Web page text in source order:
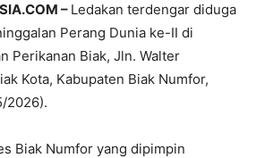
– Ledakan terdengar diduga
Perang Dunia ke-II di
Perikanan Biak, Jln. Walter
Kota, Kabupaten Biak Numfor,
2026).
Biak Numfor yang dipimpin